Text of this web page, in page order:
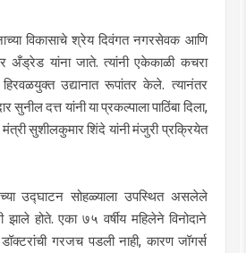
विकासाचे श्रेय दिवंगत नगरसेवक आणि
अँड्रेड यांना जाते. त्यांनी एकेकाळी कचरा
उद्यानात रूपांतर केले. त्यानंतर
दत्त यांनी या प्रकल्पाला पाठिंबा दिला,
सुशीलकुमार शिंदे यांनी मंजुरी प्रक्रियेत
उद्घाटन सोहळ्याला उपस्थित असलेले
होते. एका ७५ वर्षीय महिलेने विनोदाने
गरजच पडली नाही, कारण जॉगर्स